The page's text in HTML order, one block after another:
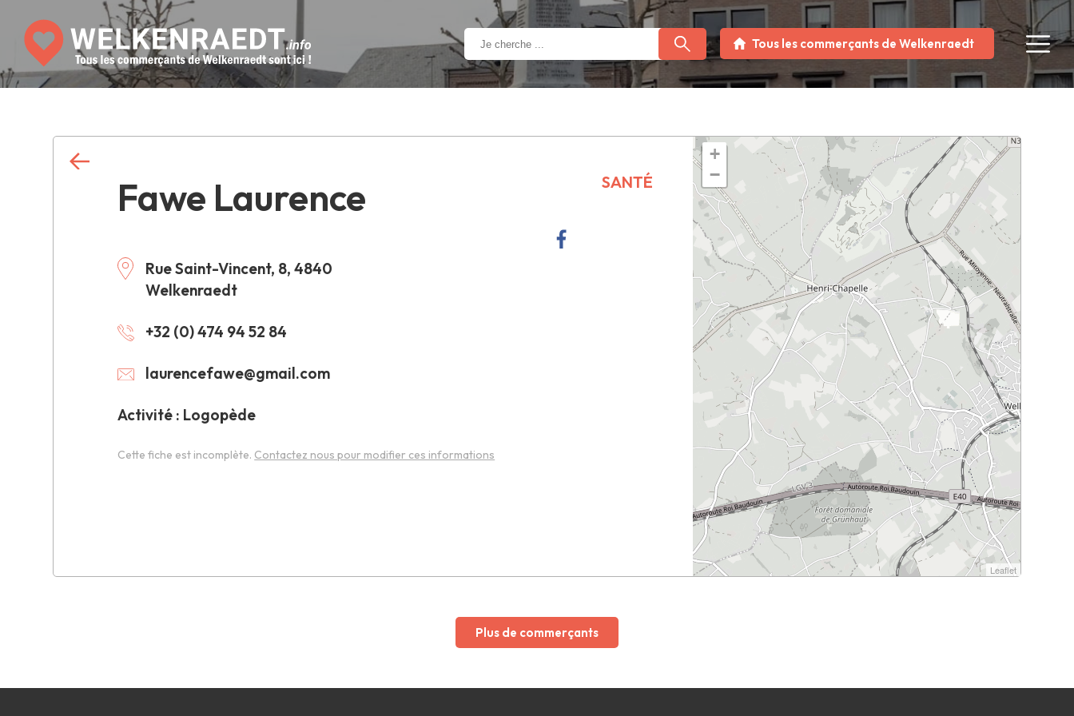
Tous les commerçants de Welkenraedt
Fawe Laurence
Rue Saint-Vincent, 8, 4840
Welkenraedt
+32 (0) 474 94 52 84
laurencefawe@gmail.com
Activité : Logopède
SANTÉ
Cette fiche est incomplète. Contactez nous pour modifier ces informations
+
−
Leaflet
Plus de commerçants